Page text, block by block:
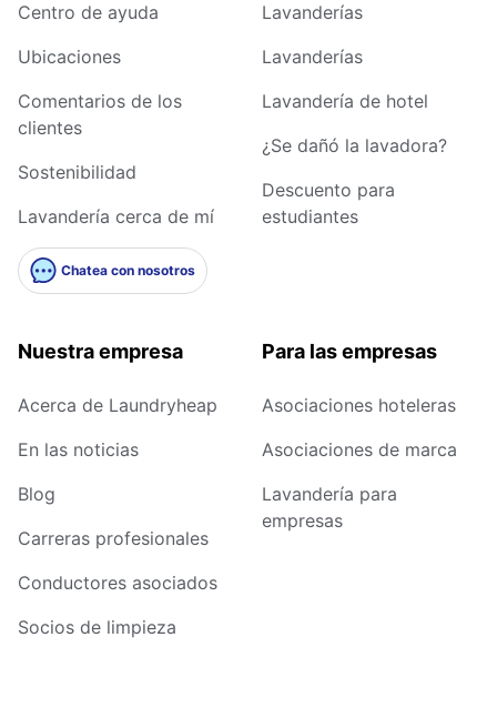
Centro de ayuda
Ubicaciones
Comentarios de los
clientes
Sostenibilidad
Lavandería cerca de mí
Chatea con nosotros
Lavanderías
Lavanderías
Lavandería de hotel
¿Se dañó la lavadora?
Descuento para
estudiantes
Nuestra empresa
Acerca de Laundryheap
En las noticias
Blog
Carreras profesionales
Conductores asociados
Socios de limpieza
Para las empresas
Asociaciones hoteleras
Asociaciones de marca
Lavandería para
empresas